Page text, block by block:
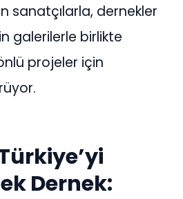
sanatçılarla, dernekler
galerilerle birlikte
projeler için
Dernek: